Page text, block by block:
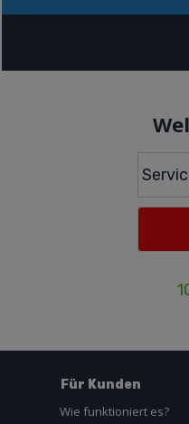
Für Kunden
Wie funktioniert es?